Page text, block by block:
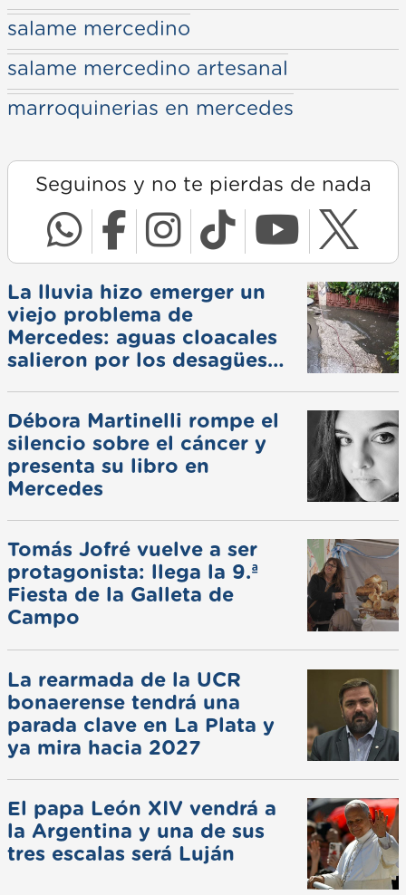
salame mercedino
salame mercedino artesanal
marroquinerias en mercedes
Seguinos y no te pierdas de nada
La lluvia hizo emerger un
viejo problema de
Mercedes: aguas cloacales
salieron por los desagües
Débora Martinelli rompe el
silencio sobre el cáncer y
presenta su libro en
Mercedes
Tomás Jofré vuelve a ser
protagonista: llega la 9.ª
Fiesta de la Galleta de
Campo
La rearmada de la UCR
bonaerense tendrá una
parada clave en La Plata y
ya mira hacia 2027
El papa León XIV vendrá a
la Argentina y una de sus
tres escalas será Luján